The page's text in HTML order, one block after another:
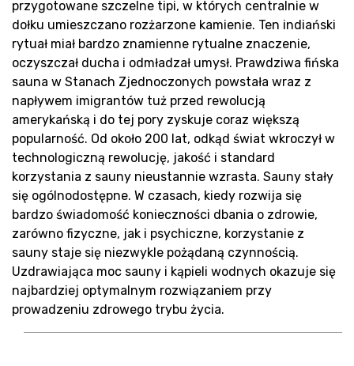
przygotowane szczelne tipi, w których centralnie w
dołku umieszczano rozżarzone kamienie. Ten indiański
rytuał miał bardzo znamienne rytualne znaczenie,
oczyszczał ducha i odmładzał umysł. Prawdziwa fińska
sauna w Stanach Zjednoczonych powstała wraz z
napływem imigrantów tuż przed rewolucją
amerykańską i do tej pory zyskuje coraz większą
popularność. Od około 200 lat, odkąd świat wkroczył w
technologiczną rewolucję, jakość i standard
korzystania z sauny nieustannie wzrasta. Sauny stały
się ogólnodostępne. W czasach, kiedy rozwija się
bardzo świadomość konieczności dbania o zdrowie,
zarówno fizyczne, jak i psychiczne, korzystanie z
sauny staje się niezwykle pożądaną czynnością.
Uzdrawiająca moc sauny i kąpieli wodnych okazuje się
najbardziej optymalnym rozwiązaniem przy
prowadzeniu zdrowego trybu życia.